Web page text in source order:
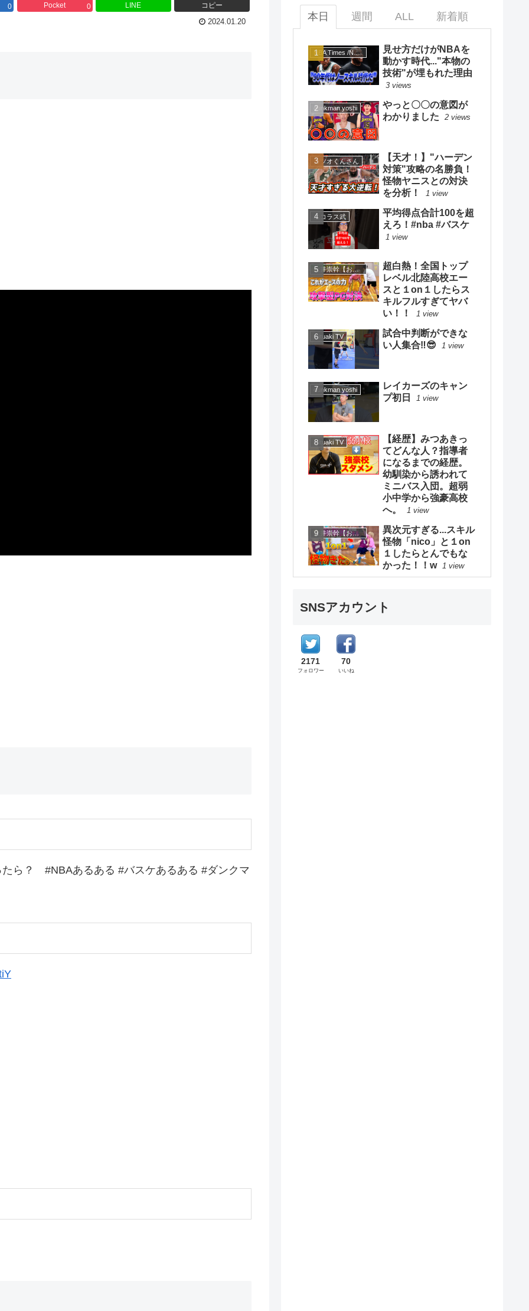
0 Pocket 0 LINE コピー
2024.01.20
ら？ #NBAあるある #バスケあるある #ダンクマ
本日 週間 ALL 新着順
NBA Times /NBAタイムズ
見せ方だけがNBAを
動かす時代..."本物の
技術"が埋もれた理由
3 views
dunkman yoshi
やっと〇〇の意図が
わかりました
2 views
カツオくんさん
【天才！】"ハーデン
対策"攻略の名勝負！
怪物ヤニスとの対決
を分析！
1 view
ニコラス武
平均得点合計100を超
えろ！#nba #バスケ
1 view
大井崇幹【おおいたかよし】
超白熱！全国トップ
レベル北陸高校エー
スと１on１したらス
キルフルすぎてヤバ
い！！
1 view
mituaki TV
試合中判断ができな
い人集合‼️😎
1 view
dunkman yoshi
レイカーズのキャン
プ初日
1 view
mituaki TV
【経歴】みつあきっ
てどんな人？指導者
になるまでの経歴。
幼馴染から誘われて
ミニバス入団。超弱
小中学から強豪高校
へ。
1 view
大井崇幹【おおいたかよし】
異次元すぎる...スキル
怪物「nico」と１on
１したらとんでもな
かった！！w
1 view
SNSアカウント
2171
フォロワー
70
いいね